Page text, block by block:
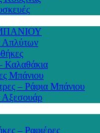
Απλύτων
Καλαθάκια
Μπάνιου
– Ράφια Μπάνιου
Αξεσουάρ
– Ραφιέρες